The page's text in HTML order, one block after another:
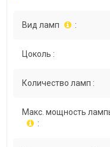
Вид ламп :
Цоколь :
Количество ламп :
Макс. мощность
: